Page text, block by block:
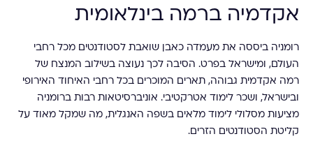
אקדמיה ברמה בינלאומית
רומניה ביססה את מעמדה כאבן שואבת לסטודנטים מכל רחבי
העולם, ומישראל בפרט. הסיבה לכך נעוצה בשילוב המנצח של
רמה אקדמית גבוהה, תארים המוכרים בכל רחבי האיחוד האירופי
ובישראל, ושכר לימוד אטרקטיבי. אוניברסיטאות רבות ברומניה
מציעות מסלולי לימוד מלאים בשפה האנגלית, מה שמקל מאוד על
קליטת הסטודנטים הזרים.